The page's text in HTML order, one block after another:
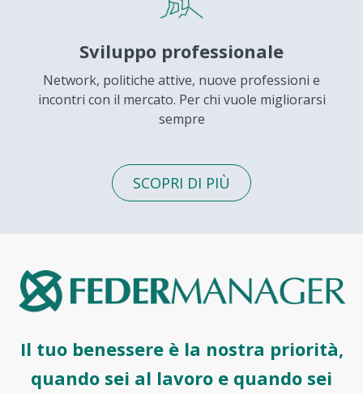
Sviluppo professionale
Network, politiche attive, nuove professioni e
incontri con il mercato. Per chi vuole migliorarsi
sempre
SCOPRI DI PIÙ
Il tuo benessere è la nostra priorità,
quando sei al lavoro e quando sei